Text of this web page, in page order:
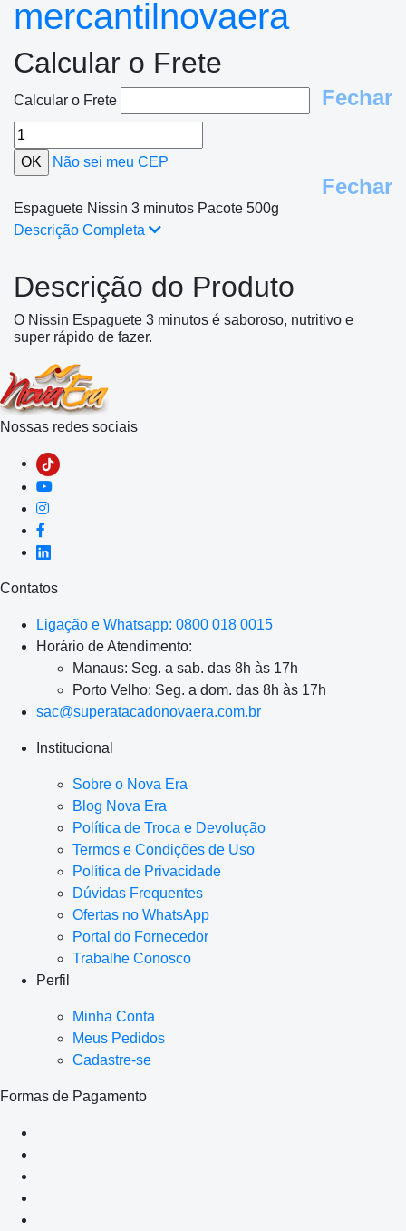
mercantilnovaera
Calcular o Frete
Fechar
Calcular o Frete
Não sei meu CEP
Fechar
Espaguete Nissin 3 minutos Pacote 500g
Descrição Completa
Descrição do Produto
O Nissin Espaguete 3 minutos é saboroso, nutritivo e
super rápido de fazer.
Nossas redes sociais
Contatos
Ligação e Whatsapp: 0800 018 0015
Horário de Atendimento:
Manaus: Seg. a sab. das 8h às 17h
Porto Velho: Seg. a dom. das 8h às 17h
sac@superatacadonovaera.com.br
Institucional
Sobre o Nova Era
Blog Nova Era
Política de Troca e Devolução
Termos e Condições de Uso
Política de Privacidade
Dúvidas Frequentes
Ofertas no WhatsApp
Portal do Fornecedor
Trabalhe Conosco
Perfil
Minha Conta
Meus Pedidos
Cadastre-se
Formas de Pagamento